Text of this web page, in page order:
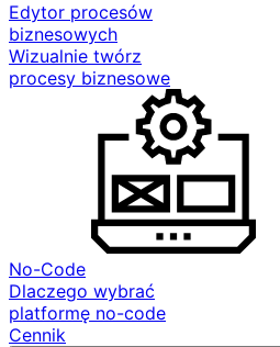
Edytor procesów
biznesowych
Wizualnie twórz
procesy biznesowe
No-Code
Dlaczego wybrać
platformę no-code
Cennik